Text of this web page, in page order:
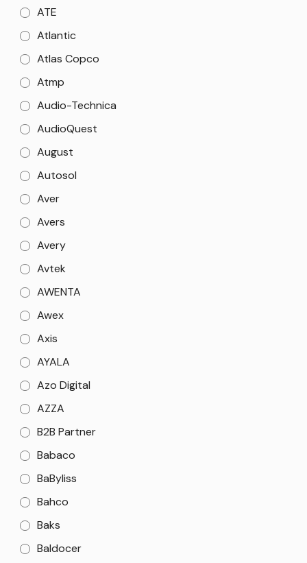
ATE
Atlantic
Atlas Copco
Atmp
Audio-Technica
AudioQuest
August
Autosol
Aver
Avers
Avery
Avtek
AWENTA
Awex
Axis
AYALA
Azo Digital
AZZA
B2B Partner
Babaco
BaByliss
Bahco
Baks
Baldocer